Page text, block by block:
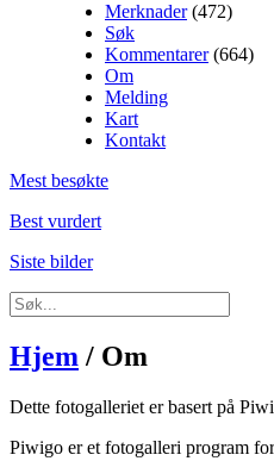
Merknader(472)
Søk
Kommentarer(664)
Om
Melding
Kart
Kontakt
Mest besøkte
Best vurdert
Siste bilder
Hjem / Om
Dette fotogalleriet er basert på
Piwigo er et fotogalleri program